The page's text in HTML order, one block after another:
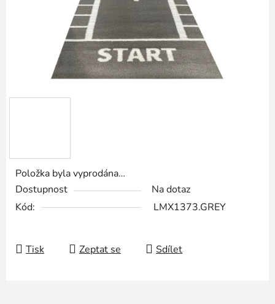
Položka byla vyprodána…
Dostupnost
Na dotaz
Kód:
LMX1373.GREY
Tisk Zeptat se Sdílet